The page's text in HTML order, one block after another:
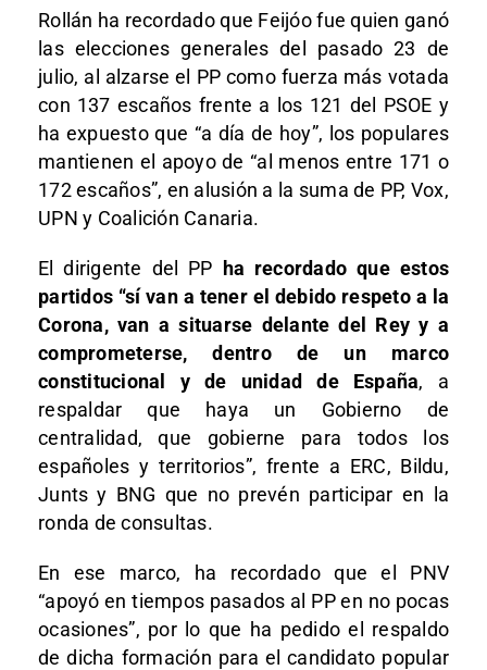
Rollán ha recordado que Feijóo fue quien ganó
las elecciones generales del pasado 23 de
julio, al alzarse el PP como fuerza más votada
con 137 escaños frente a los 121 del PSOE y
ha expuesto que “a día de hoy”, los populares
mantienen el apoyo de “al menos entre 171 o
172 escaños”, en alusión a la suma de PP, Vox,
UPN y Coalición Canaria.
El dirigente del PP ha recordado que estos
partidos “sí van a tener el debido respeto a la
Corona, van a situarse delante del Rey y a
comprometerse, dentro de un marco
constitucional y de unidad de España, a
respaldar que haya un Gobierno de
centralidad, que gobierne para todos los
españoles y territorios”, frente a ERC, Bildu,
Junts y BNG que no prevén participar en la
ronda de consultas.
En ese marco, ha recordado que el PNV
“apoyó en tiempos pasados al PP en no pocas
ocasiones”, por lo que ha pedido el respaldo
de dicha formación para el candidato popular